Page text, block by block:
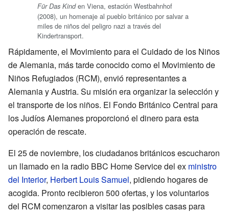
Für Das Kinden Viena, estación Westbahnhof
(2008), un homenaje al pueblo británico por salvar a
miles de niños del peligro nazi a través del
Kindertransport.
Rápidamente, el Movimiento para el Cuidado de los Niños
de Alemania, más tarde conocido como el Movimiento de
Niños Refugiados (RCM), envió representantes a
Alemania y Austria. Su misión era organizar la selección y
el transporte de los niños. El Fondo Británico Central para
los Judíos Alemanes proporcionó el dinero para esta
operación de rescate.
El 25 de noviembre, los ciudadanos británicos escucharon
un llamado en la radio BBC Home Service del ex ministro
del Interior, Herbert Louis Samuel, pidiendo hogares de
acogida. Pronto recibieron 500 ofertas, y los voluntarios
del RCM comenzaron a visitar las posibles casas para